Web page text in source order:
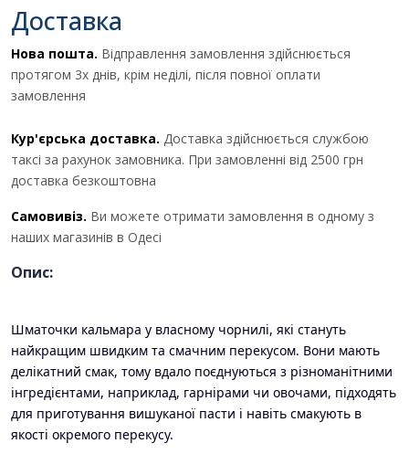
Доставка
Нова пошта. Відправлення замовлення здійснюється
протягом 3х днів, крім неділі, після повної оплати
замовлення
Кур'єрська доставка. Доставка здійснюється службою
таксі за рахунок замовника. При замовленні від 2500 грн
доставка безкоштовна
Самовивіз. Ви можете отримати замовлення в одному з
наших магазинів в Одесі
Опис:
Шматочки кальмара у власному чорнилі, які стануть
найкращим швидким та смачним перекусом. Вони мають
делікатний смак, тому вдало поєднуються з різноманітними
інгредієнтами, наприклад, гарнірами чи овочами, підходять
для приготування вишуканої пасти і навіть смакують в
якості окремого перекусу.
Отримати комерційну
ПІБ
Ім'я повинно бути від 3 до 25
символів!
Номер телефону*:
Повідомлення